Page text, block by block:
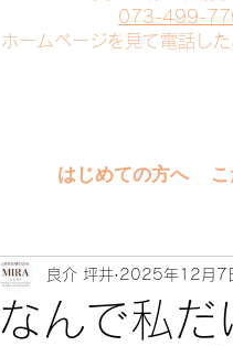
073-499-
ホームページを見て電話し
はじめての方へ
なんで私
良介 坪井 2025年12月7